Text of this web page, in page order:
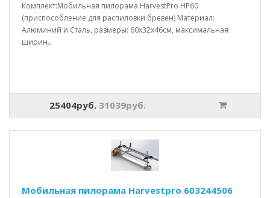
Комплект:Мобильная пилорама HarvestPro HP60
(приспособление для распиловки бревен) Материал:
Алюминий и Сталь, размеры: 60x32x46см, максимальная
ширин..
25404руб. 31039руб.
Мобильная пилорама Harvestpro 603244506